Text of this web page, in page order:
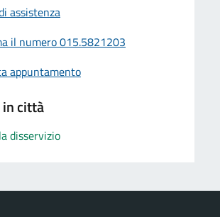
assistenza
il numero 015.5821203
appuntamento
città
disservizio